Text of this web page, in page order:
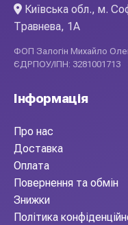
Київська обл., м.
Травнева, 1А
ФОП Залогін Михайло
ЄДРПОУ/ІПН: 3281001713
Інформація
Про нас
Доставка
Оплата
Повернення та обмін
Знижки
Політика